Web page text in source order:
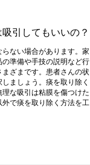
引してもいいの？
ない場合があります。家
準備や手技の説明など行
ざまです。患者さんの状
ましょう。痰を取り除く
な吸引は粘膜を傷つけた
で痰を取り除く方法を工